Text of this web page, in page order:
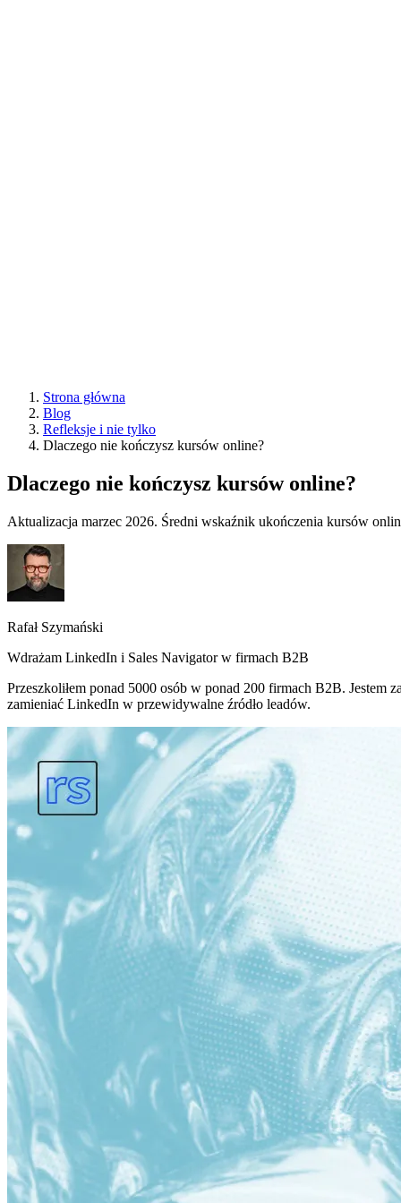
Strona główna
Blog
Refleksje i nie tylko
Dlaczego nie kończysz kursów online?
Dlaczego nie kończysz kursów online?
Aktualizacja marzec 2026. Średni wskaźnik ukończenia kursów
Rafał Szymański
Wdrażam LinkedIn i Sales Navigator w firmach B2B
Przeszkoliłem ponad 5000 osób w ponad 200 firmach B2B. Jestem
zamieniać LinkedIn w przewidywalne źródło leadów.